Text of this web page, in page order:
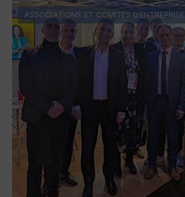
ASSOCIATIONS ET COMITÉS D’ENTREPRISE